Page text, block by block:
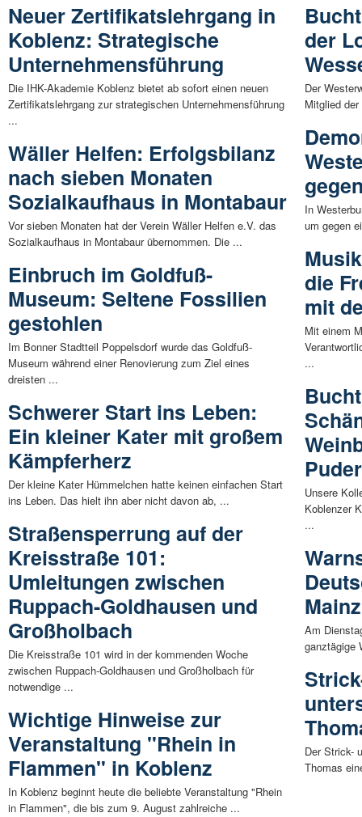
Neuer Zertifikatslehrgang in
Koblenz: Strategische
Unternehmensführung
Die IHK-Akademie Koblenz bietet ab sofort einen neuen
Zertifikatslehrgang zur strategischen Unternehmensführung
...
Wäller Helfen: Erfolgsbilanz
nach sieben Monaten
Sozialkaufhaus in Montabaur
Vor sieben Monaten hat der Verein Wäller Helfen e.V. das
Sozialkaufhaus in Montabaur übernommen. Die ...
Einbruch im Goldfuß-
Museum: Seltene Fossilien
gestohlen
Im Bonner Stadtteil Poppelsdorf wurde das Goldfuß-
Museum während einer Renovierung zum Ziel eines
dreisten ...
Schwerer Start ins Leben:
Ein kleiner Kater mit großem
Kämpferherz
Der kleine Kater Hümmelchen hatte keinen einfachen Start
ins Leben. Das hielt ihn aber nicht davon ab, ...
Straßensperrung auf der
Kreisstraße 101:
Umleitungen zwischen
Ruppach-Goldhausen und
Großholbach
Die Kreisstraße 101 wird in der kommenden Woche
zwischen Ruppach-Goldhausen und Großholbach für
notwendige ...
Wichtige Hinweise zur
Veranstaltung "Rhein in
Flammen" in Koblenz
In Koblenz beginnt heute die beliebte Veranstaltung "Rhein
in Flammen", die bis zum 9. August zahlreiche ...
der
Der
Mitglied
In
um gegen
die
mit
Mit einem
...
Unsere
Koblenzer
...
Am
ganztägige
Der Strick-
Thomas